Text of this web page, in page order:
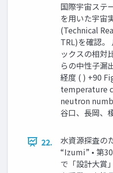
国際宇宙ステ
を用いた宇宙
(Technical
TRL)を確認。
ックスの相対
らの中性子漏
経度 ( ) +90
temperature
neutron
谷口、長岡、
22.
水資源探査の
“Izumi” • 第
で「設計大賞